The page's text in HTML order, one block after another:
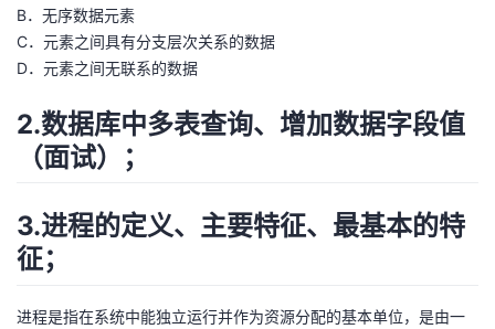
者
我
的
客
我
论
的
我
B．无序数据元素
C．元素之间具有分支层次关系的数据
D．元素之间无联系的数据
2.数据库中多表查询、增加数据字段值
（面试）；
3.进程的定义、主要特征、最基本的特
征；
进程是指在系统中能独立运行并作为资源分配的基本单位，是由一